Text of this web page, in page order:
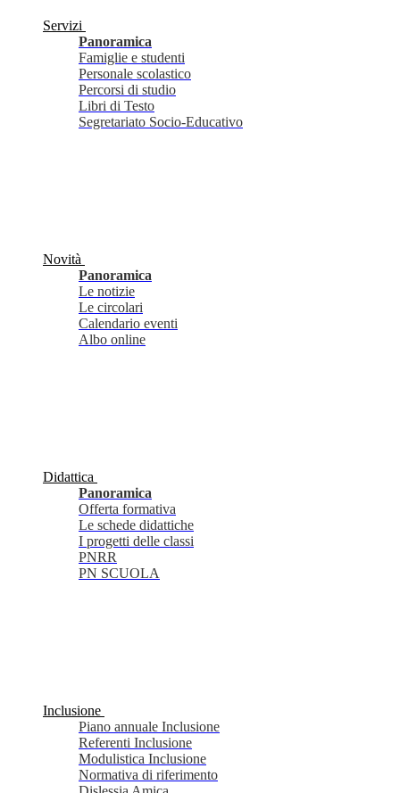
Servizi
Panoramica
Famiglie e studenti
Personale scolastico
Percorsi di studio
Libri di Testo
Segretariato Socio-Educativo
Novità
Panoramica
Le notizie
Le circolari
Calendario eventi
Albo online
Didattica
Panoramica
Offerta formativa
Le schede didattiche
I progetti delle classi
PNRR
PN SCUOLA
Inclusione
Piano annuale Inclusione
Referenti Inclusione
Modulistica Inclusione
Normativa di riferimento